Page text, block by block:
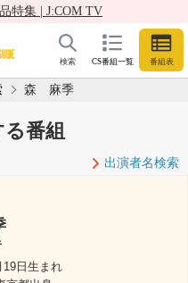
特集 | J:COM TV
CS番組一覧 番組表
検索
森 麻季
番組
出演者名検索
19日生まれ